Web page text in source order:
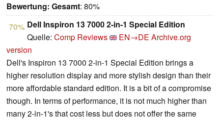
Bewertung: Gesamt: 80%
70% Dell Inspiron 13 7000 2-in-1 Special Edition
Quelle: Comp Reviews EN→DE Archive.org
version
Dell's Inspiron 13 7000 2-in-1 Special Edition brings a
higher resolution display and more stylish design than their
more affordable standard edition. It is a bit of a compromise
though. In terms of performance, it is not much higher than
many 2-in-1's that cost less but does not offer the same